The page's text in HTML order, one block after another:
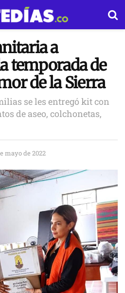
a
temporada de
de la Sierra
se les entregó kit con
de aseo, colchonetas,
mayo de 2022